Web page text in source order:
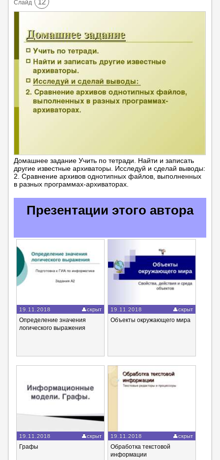
Cлайд
Домашнее задание Учить по тетради. Найти и записать
другие известные архиваторы. Исследуй и сделай выводы:
2. Сравнение архивов однотипных файлов, выполненных
в разных программах-архиваторах.
Презентации этого автора
19.11.2018 скрыт
Определение значения
логического выражения
19.11.2018 скрыт
Объекты окружающего мира
19.11.2018 скрыт
Графы
19.11.2018 скрыт
Обработка текстовой
информации